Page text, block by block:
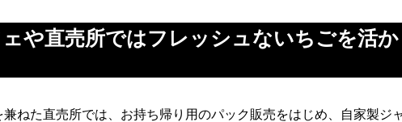
や直売所ではフレッシュないちごを活
ねた直売所では、お持ち帰り用のパック販売をはじめ、自家製ジ